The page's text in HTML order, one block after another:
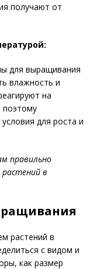
получают от
для выращивания
влажность и
на
поэтому
для роста и
правильно
в
растений в
с видом и
как размер